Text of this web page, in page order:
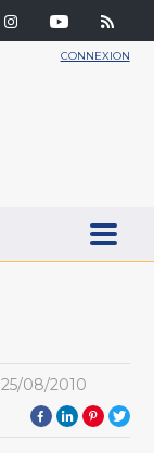
CONNEXION
25/08/2010